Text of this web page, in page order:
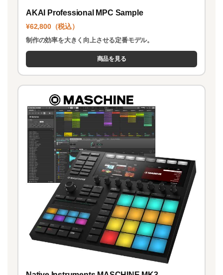
AKAI Professional MPC Sample
¥62,800（税込）
制作の効率を大きく向上させる定番モデル。
商品を見る